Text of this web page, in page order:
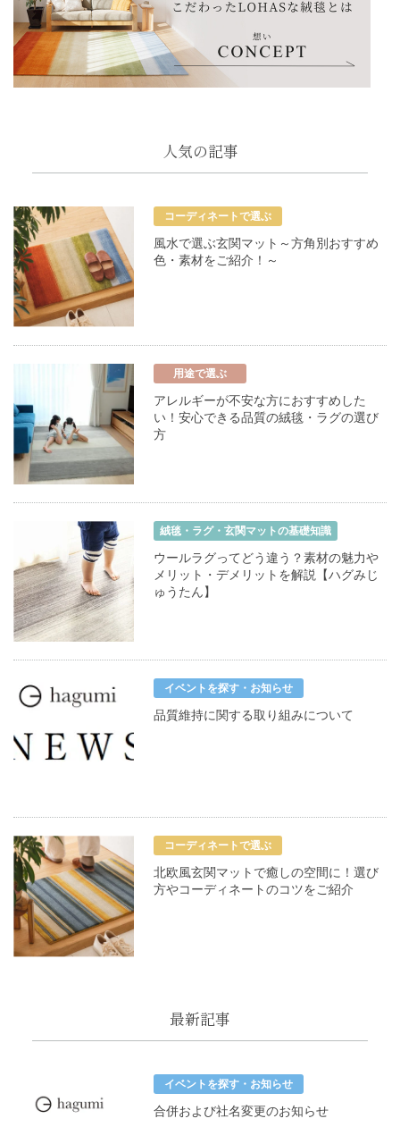
人気の記事
コーディネートで選ぶ
風水で選ぶ玄関マット～方角別おすすめ
色・素材をご紹介！～
用途で選ぶ
アレルギーが不安な方におすすめした
い！安心できる品質の絨毯・ラグの選び
方
絨毯・ラグ・玄関マットの基礎知識
ウールラグってどう違う？素材の魅力や
メリット・デメリットを解説【ハグみじ
ゅうたん】
イベントを探す・お知らせ
品質維持に関する取り組みについて
コーディネートで選ぶ
北欧風玄関マットで癒しの空間に！選び
方やコーディネートのコツをご紹介
最新記事
イベントを探す・お知らせ
合併および社名変更のお知らせ